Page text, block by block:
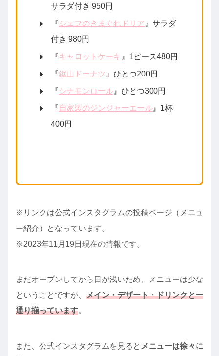
サラダ付き 950円
『シェフのきまぐれドリア』サラダ
付き 980円
『キャロットケーキ 』1ピース480円
『鋸山ドーナツ 』ひとつ200円
『シナモンロール』ひとつ300円
『自家製のジンジャーエール』1杯
400円
※リンクは公式インスタグラムの投稿ページ（メニュ
ー紹介）となっています。
※2023年11月19日現在の情報です。
まだオープンしてから日が浅いため、メニューは少な
ということですが、 メイン・デザート・ドリンクと一
通り揃っています。
また、公式インスタグラムを見ると メニューは徐々に